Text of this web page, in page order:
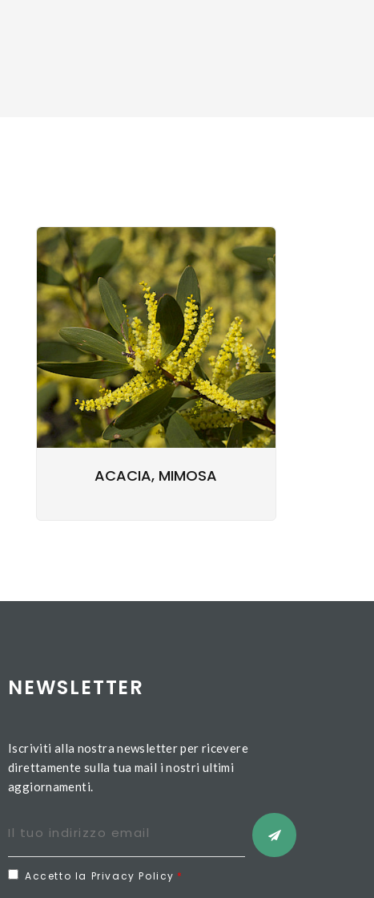
ACACIA, MIMOSA
NEWSLETTER
Iscriviti alla nostra newsletter per ricevere
direttamente sulla tua mail i nostri ultimi
aggiornamenti.
Accetto la Privacy Policy